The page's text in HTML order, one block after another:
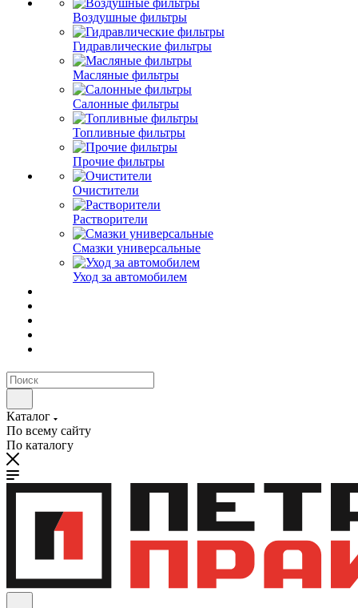
Воздушные фильтры
Гидравлические фильтры
Масляные фильтры
Салонные фильтры
Топливные фильтры
Прочие фильтры
Очистители
Растворители
Смазки универсальные
Уход за автомобилем
Каталог
По всему сайту
По каталогу